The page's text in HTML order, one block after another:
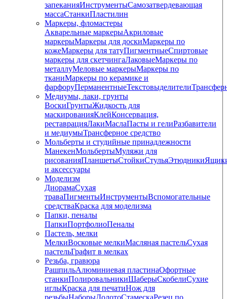
запеканияИнструментыСамозатвердевающая
массаСтанкиПластилин
Маркеры, фломастеры
Акварельные маркерыАкриловые
маркерыМаркеры для доскиМаркеры по
кожеМаркеры для татуПигментныеCпиртовые
маркеры для скетчингаЛаковыеМаркеры по
металлуМеловые маркерыМаркеры по
тканиМаркеры по керамике и
фарфоруПерманентныеТекстовыделители
Медиумы, лаки, грунты
ВоскиГрунтыЖидкость для
маскированияКлейКонсервация,
реставрацияЛакиМаслаПасты и гелиРазбавители
и медиумыТрансферное средство
Мольберты и студийные принадлежности
МанекенМольбертыМуляжи для
рисованияПланшетыСтойкиСтульяЭтюдники
и аксессуары
Моделизм
ДиорамаСухая
траваПигментыИнструментыВспомогательные
средстваКраска для моделизма
Папки, пеналы
ПапкиПортфолиоПеналы
Пастель, мелки
МелкиВосковые мелкиМасляная пастельСухая
пастельГрафит в мелках
Резьба, гравюра
РашпильАлюминиевая пластинаОфортные
станкиПолировальникиШаберыСкобелиСухие
иглыКраска для печатиНож для
резьбыНаборыДолотоСтамескаРезец по